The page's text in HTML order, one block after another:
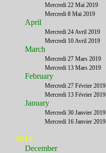
Mercredi 22 Mai 2019
Mercredi 8 Mai 2019
April
Mercredi 24 Avril 2019
Mercredi 10 Avril 2019
March
Mercredi 27 Mars 2019
Mercredi 13 Mars 2019
February
Mercredi 27 Février 2019
Mercredi 13 Février 2019
January
Mercredi 30 Janvier 2019
Mercredi 16 Janvier 2019
2018
December